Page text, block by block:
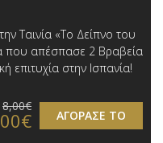
Ταινία «Το Δείπνο του
που απέσπασε 2 Βραβεία
επιτυχία στην Ισπανία!
ΑΓΟΡΑΣΕ ΤΟ
8,00€